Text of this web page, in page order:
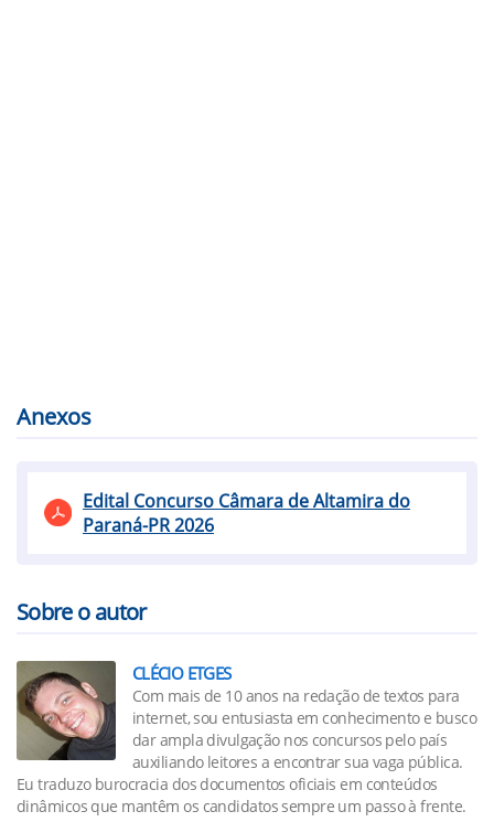
Anexos
Edital Concurso Câmara de Altamira do
Paraná-PR 2026
Sobre o autor
CLÉCIO ETGES
Com mais de 10 anos na redação de textos para
internet, sou entusiasta em conhecimento e busco
dar ampla divulgação nos concursos pelo país
auxiliando leitores a encontrar sua vaga pública.
Eu traduzo burocracia dos documentos oficiais em conteúdos
dinâmicos que mantêm os candidatos sempre um passo à frente.